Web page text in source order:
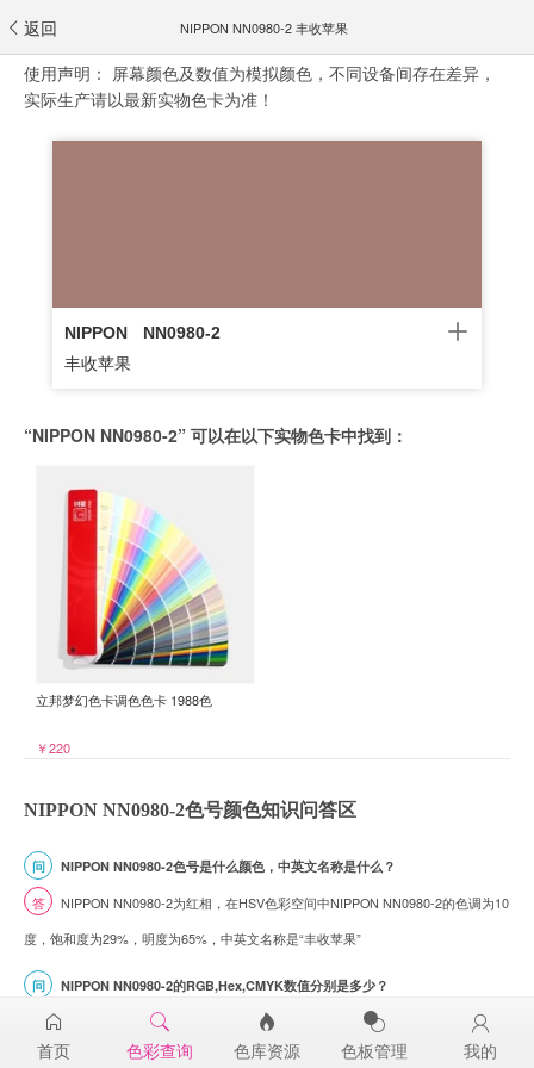
返回 NIPPON NN0980-2 丰收苹果
使用声明： 屏幕颜色及数值为模拟颜色，不同设备间存在差异，
实际生产请以最新实物色卡为准！
NIPPON
NN0980-2
丰收苹果
“NIPPON NN0980-2” 可以在以下实物色卡中找到：
立邦梦幻色卡调色色卡 1988色
￥220
NIPPON NN0980-2色号颜色知识问答区
问 NIPPON NN0980-2色号是什么颜色，中英文名称是什么？
答
NIPPON NN0980-2为红相，在HSV色彩空间中NIPPON NN0980-2的色调为10
度，饱和度为29%，明度为65%，中英文名称是“丰收苹果”
问 NIPPON NN0980-2的RGB,Hex,CMYK数值分别是多少？
NIPPON NN0980-2色号的RGB色值为(166,126,118)， Hex(十六进制色值)为
#A67E76， CMYK为 未命名 ，请注意，这些数值是由计算机模拟的颜色，实际生产
首页 色彩查询 色库资源 色板管理 我的